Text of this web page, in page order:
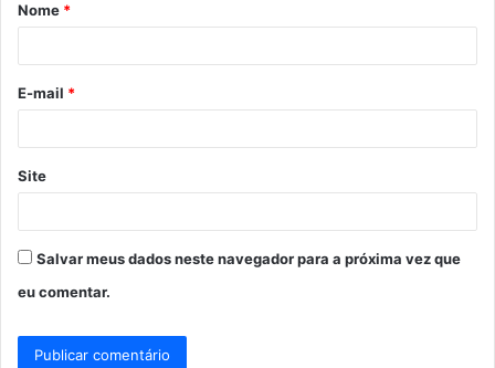
r
*
Nome *
E-mail *
Site
Salvar meus dados neste navegador para a próxima vez que
eu comentar.